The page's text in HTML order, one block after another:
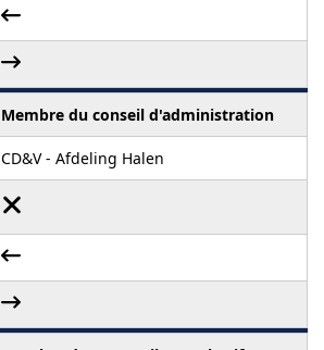
Membre du conseil d'administration
CD&V - Afdeling Halen